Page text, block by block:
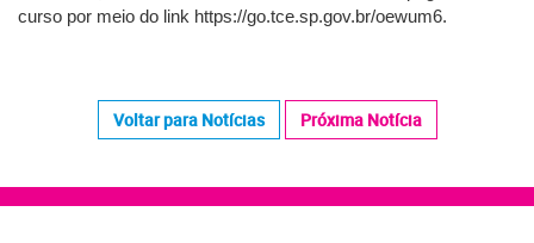
curso por meio do link https://go.tce.sp.gov.br/oewum6.
Voltar para Notícias Próxima Notícia